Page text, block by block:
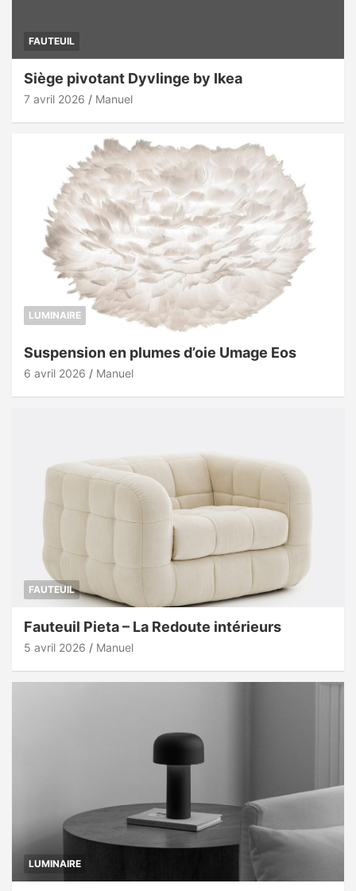
FAUTEUIL
Siège pivotant Dyvlinge by Ikea
7 avril 2026 Manuel
LUMINAIRE
Suspension en plumes d’oie Umage Eos
6 avril 2026 Manuel
FAUTEUIL
Fauteuil Pieta – La Redoute intérieurs
5 avril 2026 Manuel
LUMINAIRE